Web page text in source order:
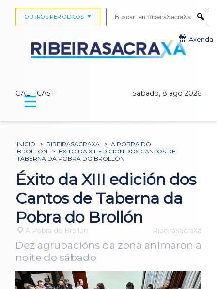
GAL CAST Sábado, 8 ago 2026
OUTROS PERIÓDICOS
Axenda
☰
INICIO > RIBEIRASACRAXA > A POBRA DO
BROLLÓN
> ÉXITO DA XIII EDICIÓN DOS CANTOS DE
TABERNA DA POBRA DO BROLLÓN
Éxito da XIII edición dos
Cantos de Taberna da
Pobra do Brollón
A Pobra do Brollón RibeiraSacraXa
Dez agrupacións da zona animaron a
noite do sábado